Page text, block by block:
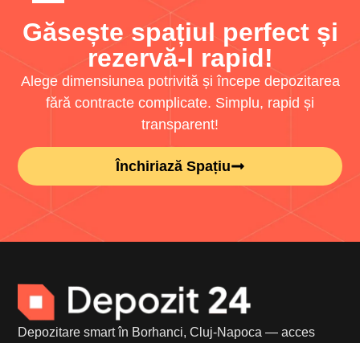
Găsește spațiul perfect și
rezervă-l rapid!
Alege dimensiunea potrivită și începe depozitarea
fără contracte complicate. Simplu, rapid și
transparent!
Închiriază Spațiu
Depozitare smart în Borhanci, Cluj-Napoca — acces